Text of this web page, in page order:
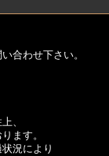
合わせ下さい。
、
ます。
況により